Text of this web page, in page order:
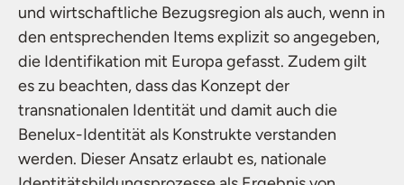
und wirtschaftliche Bezugsregion als auch, wenn in
den entsprechenden Items explizit so angegeben,
die Identifikation mit Europa gefasst. Zudem gilt
es zu beachten, dass das Konzept der
transnationalen Identität und damit auch die
Benelux-Identität als Konstrukte verstanden
werden. Dieser Ansatz erlaubt es, nationale